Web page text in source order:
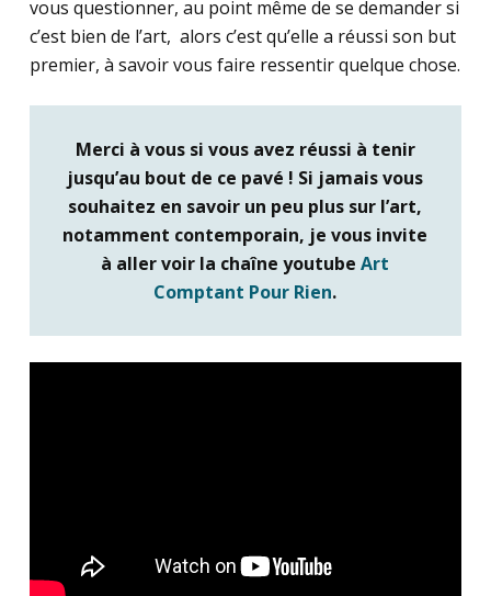
vous questionner, au point même de se demander si
c’est bien de l’art, alors c’est qu’elle a réussi son but
premier, à savoir vous faire ressentir quelque chose.
Merci à vous si vous avez réussi à tenir
jusqu’au bout de ce pavé ! Si jamais vous
souhaitez en savoir un peu plus sur l’art,
notamment contemporain, je vous invite
à aller voir la chaîne youtubeArt
Comptant Pour Rien.